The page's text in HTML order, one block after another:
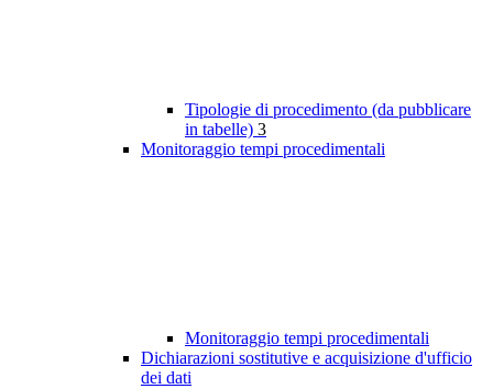
Tipologie di procedimento (da pubblicare
in tabelle) 3
Monitoraggio tempi procedimentali
Monitoraggio tempi procedimentali
Dichiarazioni sostitutive e acquisizione d'ufficio
dei dati